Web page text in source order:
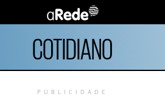
COTIDIANO
PUBLICIDADE